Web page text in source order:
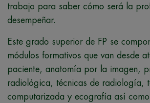
trabajo para saber cómo será la
desempeñar.
Este grado superior de FP se
módulos formativos que van desde
paciente, anatomía por la imagen,
radiológica, técnicas de radiología,
computarizada y ecografía así